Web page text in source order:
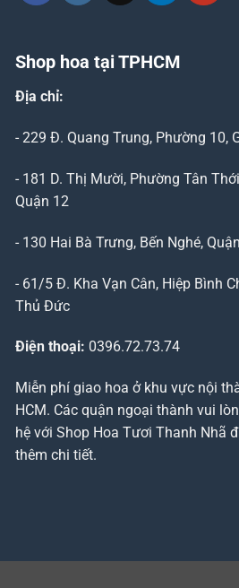
Shop hoa tại TPHCM
Địa chỉ:
- 229 Đ. Quang Trung, Phường 10,
- 181 D. Thị Mười, Phường Tân
Quận 12
- 130 Hai Bà Trưng, Bến Nghé,
- 61/5 Đ. Kha Vạn Cân, Hiệp Bình
Thủ Đức
Điện thoại: 0396.72.73.74
Miễn phí giao hoa ở khu vực nội
HCM. Các quận ngoại thành vui
hệ với Shop Hoa Tươi Thanh Nhã
thêm chi tiết.